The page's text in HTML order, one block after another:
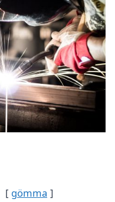
gömma